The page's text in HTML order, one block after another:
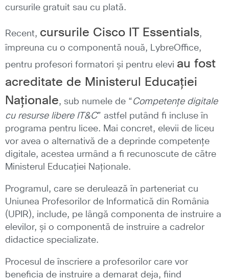
cursurile gratuit sau cu plată.
Recent, cursurile Cisco IT Essentials,
împreuna cu o componentă nouă, LybreOffice,
pentru profesori formatori și pentru elevi au fost
acreditate de Ministerul Educației
Naționale, sub numele de “Competențe digitale
cu resurse libere IT&C” astfel putând fi incluse în
programa pentru licee. Mai concret, elevii de liceu
vor avea o alternativă de a deprinde competențe
digitale, acestea urmând a fi recunoscute de către
Ministerul Educației Naționale.
Programul, care se derulează în parteneriat cu
Uniunea Profesorilor de Informatică din România
(UPIR), include, pe lângă componenta de instruire a
elevilor, și o componentă de instruire a cadrelor
didactice specializate.
Procesul de înscriere a profesorilor care vor
beneficia de instruire a demarat deja, fiind